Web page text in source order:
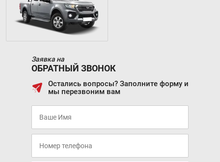
Заявка на
ОБРАТНЫЙ ЗВОНОК
Остались вопросы? Заполните форму и
мы перезвоним вам